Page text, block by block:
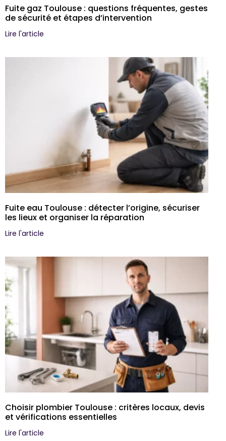
Fuite gaz Toulouse : questions fréquentes, gestes
de sécurité et étapes d’intervention
Lire l'article
Fuite eau Toulouse : détecter l’origine, sécuriser
les lieux et organiser la réparation
Lire l'article
Choisir plombier Toulouse : critères locaux, devis
et vérifications essentielles
Lire l'article